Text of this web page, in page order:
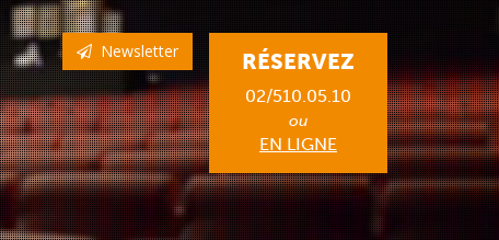
RÉSERVEZ
02/510.05.10
ou
EN LIGNE
Newsletter